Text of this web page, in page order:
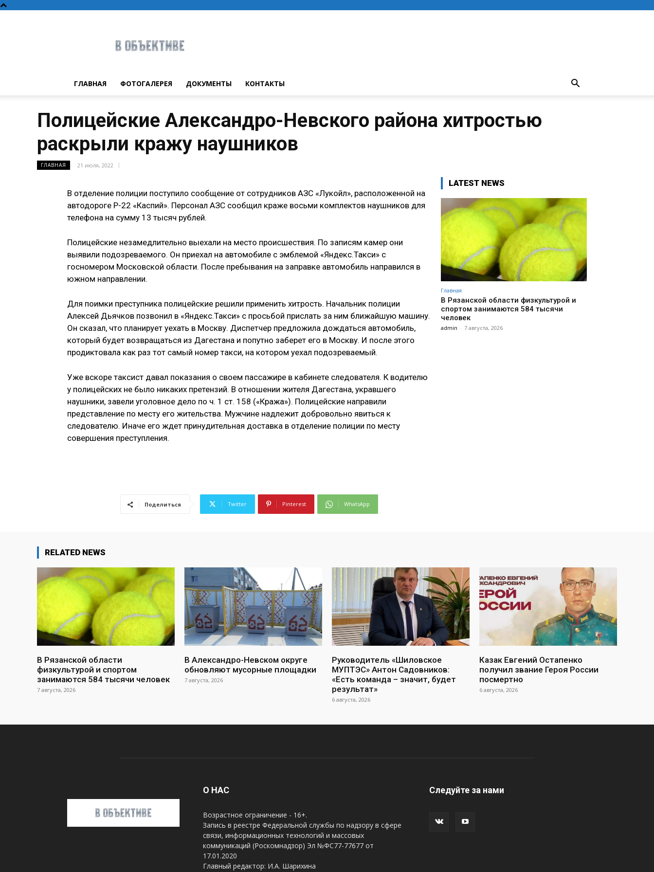
объективе
ГЛАВНАЯ ФОТОГАЛЕРЕЯ ДОКУМЕНТЫ КОНТАКТЫ
Полицейские Александро-Невского района хитростью
раскрыли кражу наушников
ГЛАВНАЯ 21 июля, 2022
В отделение полиции поступило сообщение от сотрудников АЗС «Лукойл», расположенной на
автодороге Р-22 «Каспий». Персонал АЗС сообщил краже восьми комплектов наушников для
телефона на сумму 13 тысяч рублей.
Полицейские незамедлительно выехали на место происшествия. По записям камер они
выявили подозреваемого. Он приехал на автомобиле с эмблемой «Яндекс.Такси» с
госномером Московской области. После пребывания на заправке автомобиль направился в
южном направлении.
Для поимки преступника полицейские решили применить хитрость. Начальник полиции
Алексей Дьячков позвонил в «Яндекс.Такси» с просьбой прислать за ним ближайшую машину.
Он сказал, что планирует уехать в Москву. Диспетчер предложила дождаться автомобиль,
который будет возвращаться из Дагестана и попутно заберет его в Москву. И после этого
продиктовала как раз тот самый номер такси, на котором уехал подозреваемый.
Уже вскоре таксист давал показания о своем пассажире в кабинете следователя. К водителю
у полицейских не было никаких претензий. В отношении жителя Дагестана, укравшего
наушники, завели уголовное дело по ч. 1 ст. 158 («Кража»). Полицейские направили
представление по месту его жительства. Мужчине надлежит добровольно явиться к
следователю. Иначе его ждет принудительная доставка в отделение полиции по месту
совершения преступления.
Поделиться Twitter Pinterest WhatsApp
LATEST NEWS
Главная
В Рязанской области физкультурой и
спортом занимаются 584 тысячи
человек
admin - 7 августа, 2026
RELATED NEWS
В Рязанской области
физкультурой и спортом
занимаются 584 тысячи человек
7 августа, 2026
В Александро-Невском округе
обновляют мусорные площадки
7 августа, 2026
Руководитель «Шиловское
МУПТЭС» Антон Садовников:
«Есть команда – значит, будет
результат»
6 августа, 2026
Казак Евгений Остапенко
получил звание Героя России
посмертно
6 августа, 2026
О НАС
Возрастное ограничение - 16+.
Запись в реестре Федеральной службы по надзору в сфере
связи, информационных технологий и массовых
коммуникаций (Роскомнадзор) Эл №ФС77-77677 от
17.01.2020
Главный редактор: И.А. Шарихина
Следуйте за нами